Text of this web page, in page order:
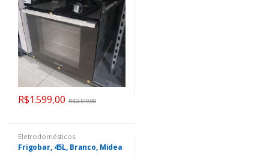
R$1.599,00 R$2.519,00
Eletrodomésticos
Frigobar, 45L, Branco, Midea